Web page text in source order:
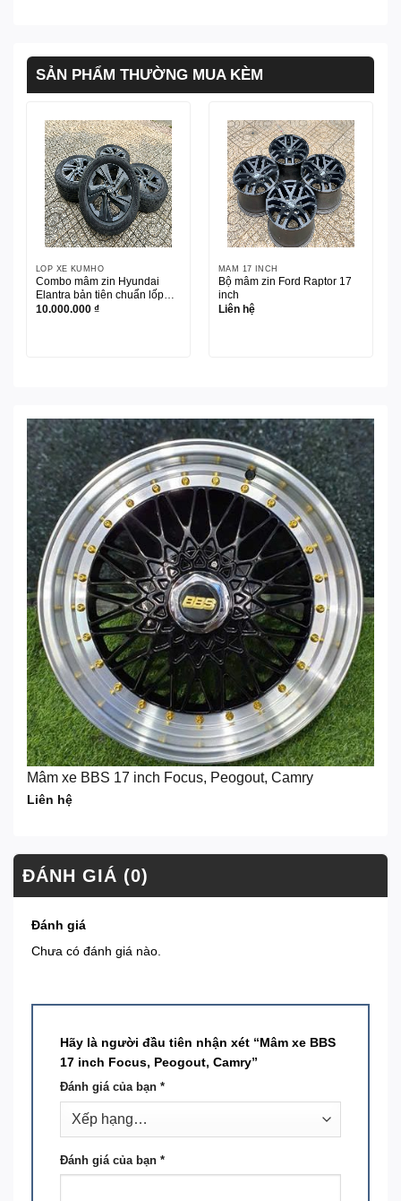
SẢN PHẨM THƯỜNG MUA KÈM
LỐP XE KUMHO
Combo mâm zin Hyundai
Elantra bản tiên chuẩn lốp
Kumho 205/55R16
10.000.000 ₫
MÂM 17 INCH
Bộ mâm zin Ford Raptor 17
inch
Liên hệ
Mâm xe BBS 17 inch Focus, Peogout, Camry
Liên hệ
ĐÁNH GIÁ (0)
Đánh giá
Chưa có đánh giá nào.
Hãy là người đầu tiên nhận xét “Mâm xe BBS
17 inch Focus, Peogout, Camry”
Đánh giá của bạn *
Đánh giá của bạn *